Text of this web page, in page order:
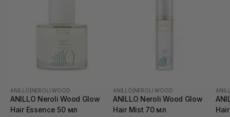
ANILLO NEROLI WOOD
ANILLO Neroli Wood Glow
Hair Essence 50 мл
ANILLO NEROLI WOOD
ANILLO Neroli Wood Glow
Hair Mist 70 мл